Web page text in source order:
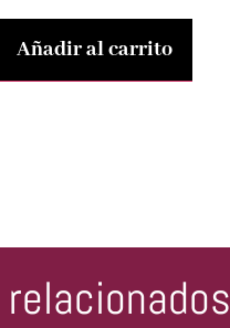
Añadir al carrito